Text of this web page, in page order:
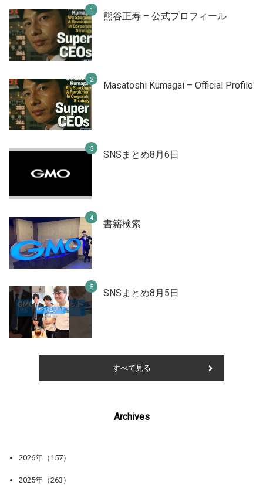
熊谷正寿 – 公式プロフィール
Masatoshi Kumagai – Official Profile
SNSまとめ8月6日
書籍検索
SNSまとめ8月5日
すべて見る
Archives
2026年（157）
2025年（263）